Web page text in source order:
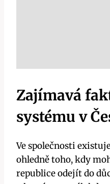
Zajímavá
systému v
Ve společnosti
ohledně toho, kdy
republice odejít do